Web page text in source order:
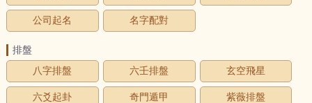
公司起名 名字配對
排盤
八字排盤
六壬排盤 玄空飛星
六爻起卦 奇門遁甲 紫薇排盤